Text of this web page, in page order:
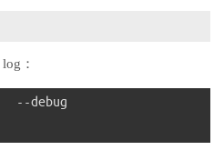
：
--debug